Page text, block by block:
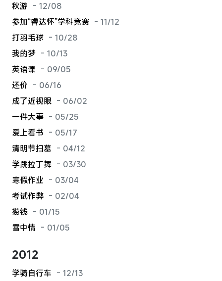
秋游 - 12/08
参加“睿达怀”学科竞赛 - 11/12
打羽毛球 - 10/28
我的梦 - 10/13
英语课 - 09/05
还价 - 06/16
成了近视眼 - 06/02
一件大事 - 05/25
爱上看书 - 05/17
清明节扫墓 - 04/12
学跳拉丁舞 - 03/30
寒假作业 - 03/04
考试作弊 - 02/04
攒钱 - 01/15
雪中情 - 01/05
2012
学骑自行车 - 12/13